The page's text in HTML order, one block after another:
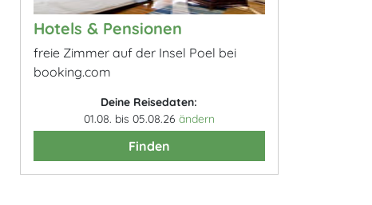
Hotels & Pensionen
freie Zimmer auf der Insel Poel bei
booking.com
Deine Reisedaten:
01.08. bis 05.08.26 ändern
Finden